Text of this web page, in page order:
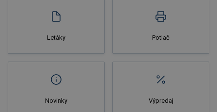
Letáky Potlač
Novinky Výpredaj